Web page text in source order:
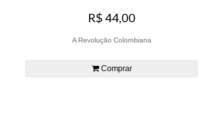
R$ 44,00
A Revolução Colombiana
Comprar